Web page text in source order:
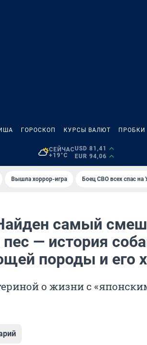
ГОРОСКОП КУРСЫ ВАЛЮТ ПРОБКИ
СЕЙЧАС
+19°C
USD 81,41
EUR 94,06
Вышла хоррор-игра Боец СВО всех спас на
самый
— история
породы и его
о жизни с